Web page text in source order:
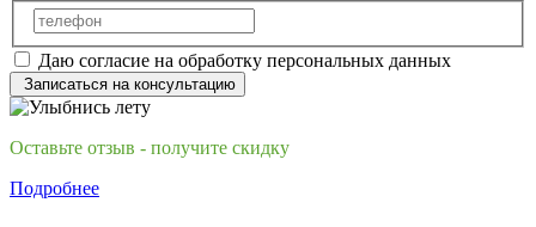
Даю согласие на обработку персональных данных
Записаться на консультацию
Оставьте отзыв - получите скидку
Подробнее